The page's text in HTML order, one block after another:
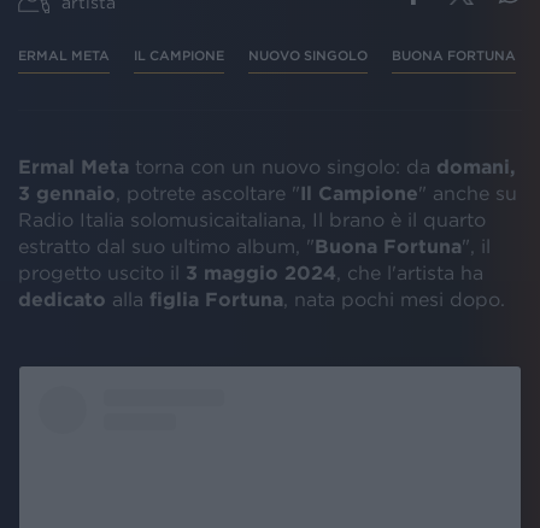
ERMAL META IL CAMPIONE NUOVO SINGOLO BUONA FORTUNA
Ermal Meta torna con un nuovo singolo: da domani,
3 gennaio , potrete ascoltare "Il Campione" anche su
Radio Italia solomusicaitaliana, Il brano è il quarto
estratto dal suo ultimo album, "Buona Fortuna", il
progetto uscito il 3 maggio 2024 , che l'artista ha
dedicato alla figlia Fortuna , nata pochi mesi dopo.